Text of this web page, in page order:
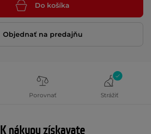
Do košíka
Objednať na predajňu
Porovnať Strážiť
K nákupu získavate